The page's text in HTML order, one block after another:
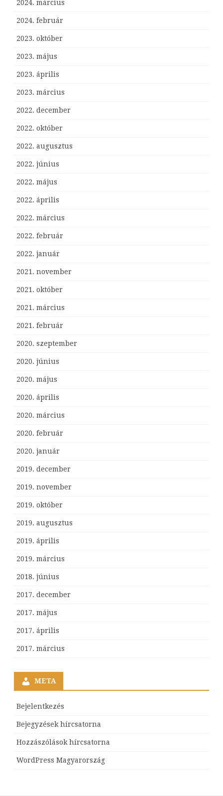
2024. március
2024. február
2023. október
2023. május
2023. április
2023. március
2022. december
2022. október
2022. augusztus
2022. június
2022. május
2022. április
2022. március
2022. február
2022. január
2021. november
2021. október
2021. március
2021. február
2020. szeptember
2020. június
2020. május
2020. április
2020. március
2020. február
2020. január
2019. december
2019. november
2019. október
2019. augusztus
2019. április
2019. március
2018. június
2017. december
2017. május
2017. április
2017. március
META
Bejelentkezés
Bejegyzések hírcsatorna
Hozzászólások hírcsatorna
WordPress Magyarország